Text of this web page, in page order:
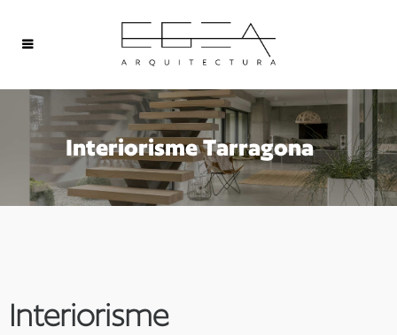
Interiorisme Tarragona
Interiorisme